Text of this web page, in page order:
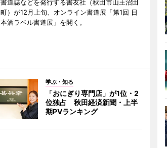
書道誌などを発行する書友社（秋田市山王沼田
町）が12月上旬、オンライン書道展「第1回 日
本酒ラベル書道展」を開く。
学ぶ・知る
「おにぎり専門店」が1位・2
位独占 秋田経済新聞・上半
期PVランキング